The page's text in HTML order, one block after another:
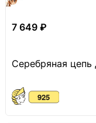
7 649 ₽
Серебряная цепь